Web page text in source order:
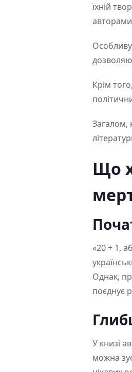
їхній
Особливу
Крім
Загалом,
Що
«20 + 1,
Однак,
поєднує
У книзі
можна